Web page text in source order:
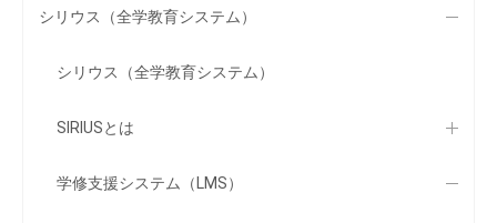
シリウス（全学教育システム）
シリウス（全学教育システム）
SIRIUSとは
学修支援システム（LMS）